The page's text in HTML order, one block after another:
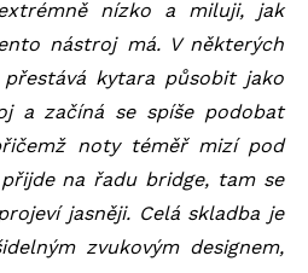
nízko a miluji, jak
nástroj má. V některých
kytara působit jako
a začíná se spíše podobat
noty téměř mizí pod
na řadu bridge, tam se
jasněji. Celá skladba je
zvukovým designem,